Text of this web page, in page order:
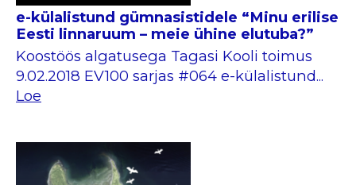
e-külalistund gümnasistidele “Minu erilise
Eesti linnaruum – meie ühine elutuba?”
Koostöös algatusega Tagasi Kooli toimus
9.02.2018 EV100 sarjas #064 e-külalistund...
Loe